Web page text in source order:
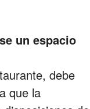
un espacio
debe
que la